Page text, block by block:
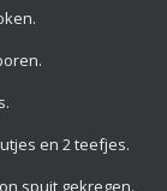
en 2 teefjes.
spuit gekregen.